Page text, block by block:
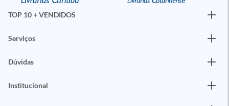
TOP 10 + VENDIDOS
Serviços
Dúvidas
Institucional